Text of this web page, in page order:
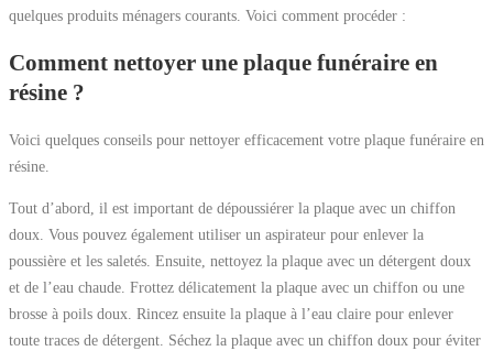
quelques produits ménagers courants. Voici comment procéder :
Comment nettoyer une plaque funéraire en
résine ?
Voici quelques conseils pour nettoyer efficacement votre plaque funéraire en
résine.
Tout d’abord, il est important de dépoussiérer la plaque avec un chiffon
doux. Vous pouvez également utiliser un aspirateur pour enlever la
poussière et les saletés. Ensuite, nettoyez la plaque avec un détergent doux
et de l’eau chaude. Frottez délicatement la plaque avec un chiffon ou une
brosse à poils doux. Rincez ensuite la plaque à l’eau claire pour enlever
toute traces de détergent. Séchez la plaque avec un chiffon doux pour éviter